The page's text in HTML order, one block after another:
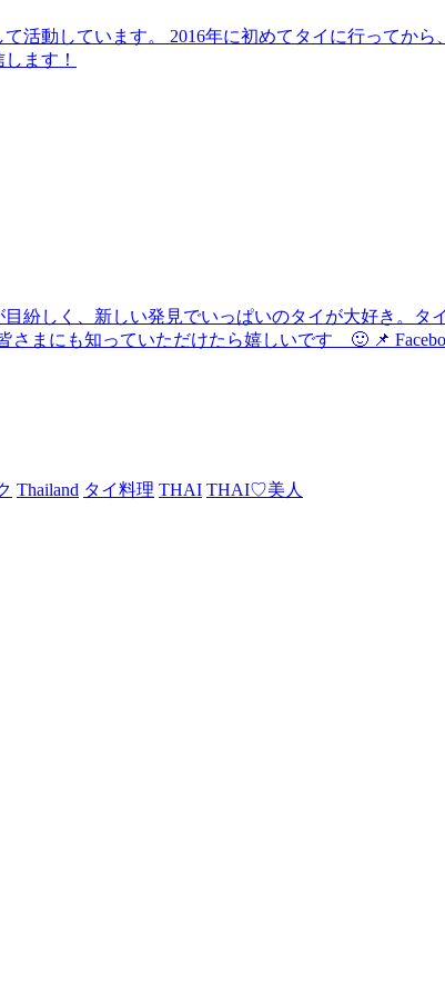
活動しています。 2016年に初めてタイに行ってか
ます！
紛しく、新しい発見でいっぱいのタイが大好き。
まにも知っていただけたら嬉しいです 🙂 📌
Thailand タイ料理 THAI THAI♡美人